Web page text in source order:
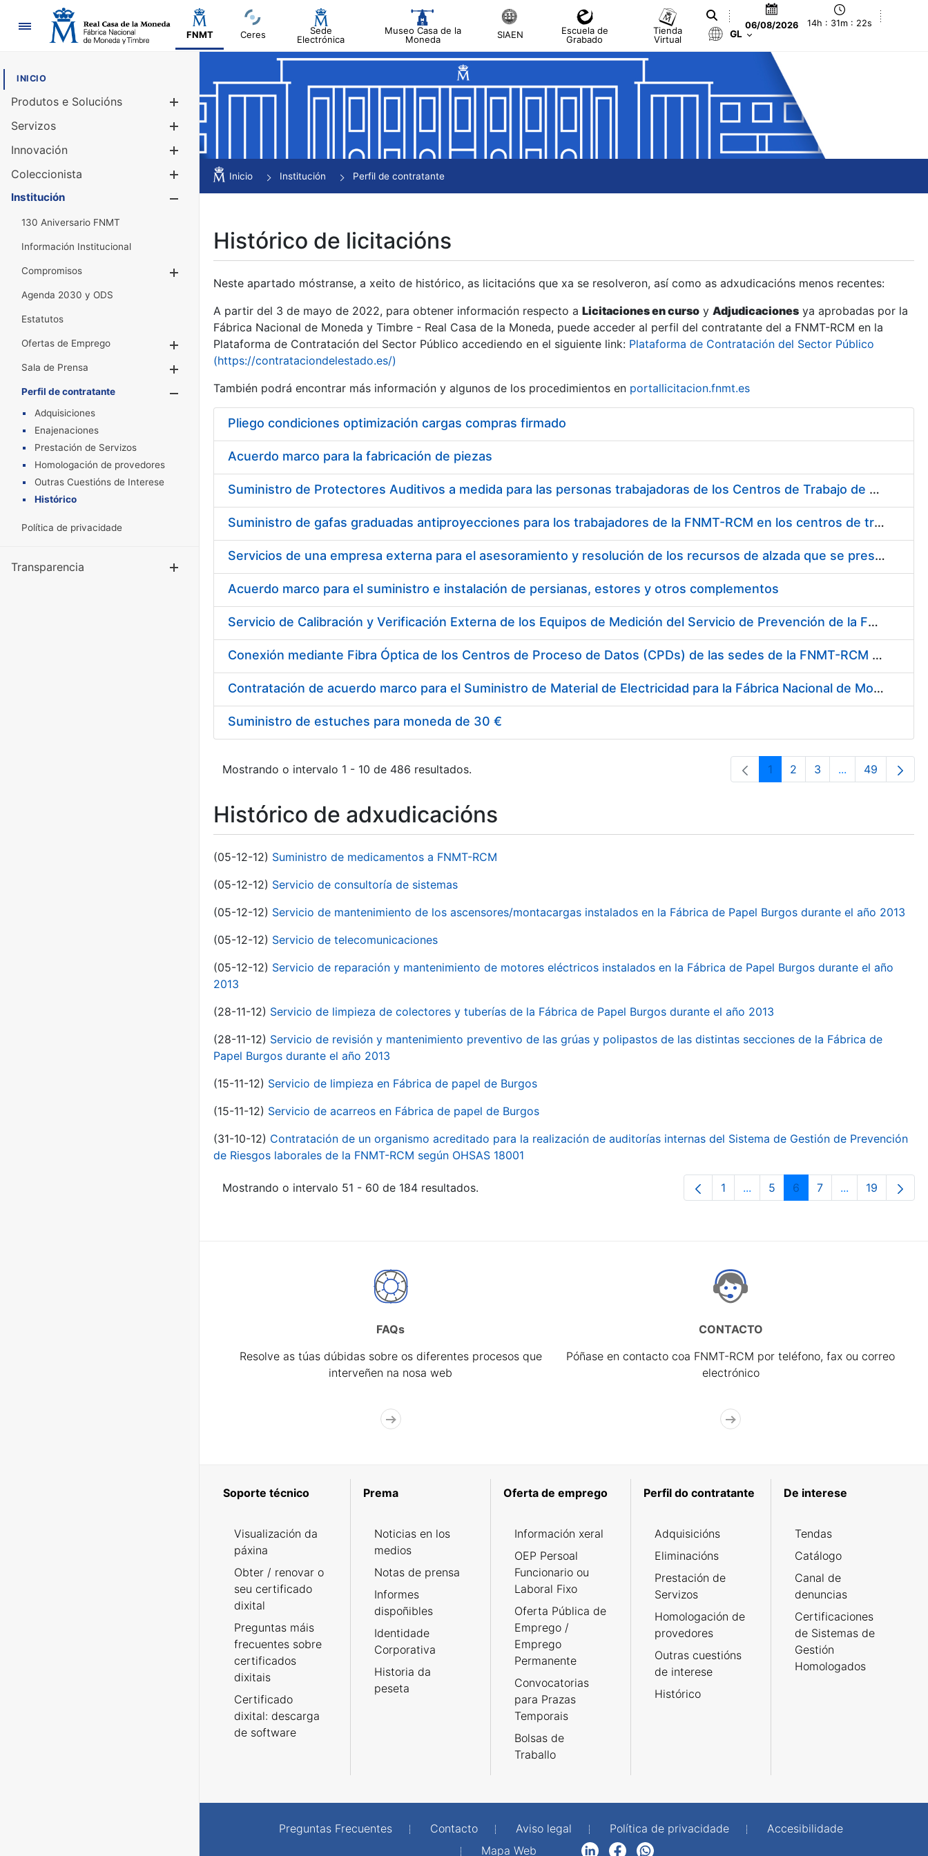
Navegación
FNMT Ceres
Sede
Electrónica
Museo Casa de la
Moneda
SIAEN
Escuela de
Grabado
Tienda
Virtual
06/08/2026 14h : 31m : 23s
GL
INICIO
Produtos e Solucións
Mostrar/Ocultar
Servizos
Innovación
Coleccionista
Mostrar/Ocultar
Institución
130 Aniversario FNMT
Información Institucional
Compromisos
Agenda 2030 y ODS
Estatutos
Ofertas de Emprego
Mostrar/Ocultar
Sala de Prensa
Mostrar/Ocultar
Perfil de contratante
Mostrar/Ocultar
Adquisiciones
Enajenaciones
Prestación de Servizos
Homologación de provedores
Outras Cuestións de Interese
Histórico
Política de privacidade
Transparencia
Inicio Institución Perfil de contratante
Histórico de licitacións
Neste apartado móstranse, a xeito de histórico, as licitacións que xa se resolveron, así como as adxudicacións menos recentes:
A partir del 3 de mayo de 2022, para obtener información respecto a Licitaciones en curso y Adjudicaciones ya aprobadas por la
Fábrica Nacional de Moneda y Timbre - Real Casa de la Moneda, puede acceder al perfil del contratante del a FNMT-RCM en la
Plataforma de Contratación del Sector Público accediendo en el siguiente link: Plataforma de Contratación del Sector Público
(https://contrataciondelestado.es/)
También podrá encontrar más información y algunos de los procedimientos en portallicitacion.fnmt.es
Pliego condiciones optimización cargas compras firmado
Acuerdo marco para la fabricación de piezas
Suministro de Protectores Auditivos a medida para las personas trabajadoras de los Centros de Trabajo de Madrid y Burgos
Suministro de gafas graduadas antiproyecciones para los trabajadores de la FNMT-RCM en los centros de trabajo de Madrid y Burgos
Servicios de una empresa externa para el asesoramiento y resolución de los recursos de alzada que se presentan relacionados con procesos de selección para la FNMT-RCM
Acuerdo marco para el suministro e instalación de persianas, estores y otros complementos
Servicio de Calibración y Verificación Externa de los Equipos de Medición del Servicio de Prevención de la FNMT-RCM
Conexión mediante Fibra Óptica de los Centros de Proceso de Datos (CPDs) de las sedes de la FNMT-RCM de Burgos y Madrid
Contratación de acuerdo marco para el Suministro de Material de Electricidad para la Fábrica Nacional de Moneda y Timbre-Real Casa de la Moneda en su centro de trabajo de Burgos
Suministro de estuches para moneda de 30 €
Mostrando o intervalo 1 - 10 de 486 resultados. Páxina
1 Páxina
2 Páxina
3 ...PáxinasPáxina
49
Histórico de adxudicacións
(05-12-12) Suministro de medicamentos a FNMT-RCM
(05-12-12) Servicio de consultoría de sistemas
(05-12-12) Servicio de mantenimiento de los ascensores/montacargas instalados en la Fábrica de Papel Burgos durante el año 2013
(05-12-12) Servicio de telecomunicaciones
(05-12-12) Servicio de reparación y mantenimiento de motores eléctricos instalados en la Fábrica de Papel Burgos durante el año
2013
(28-11-12) Servicio de limpieza de colectores y tuberías de la Fábrica de Papel Burgos durante el año 2013
(28-11-12) Servicio de revisión y mantenimiento preventivo de las grúas y polipastos de las distintas secciones de la Fábrica de
Papel Burgos durante el año 2013
(15-11-12) Servicio de limpieza en Fábrica de papel de Burgos
(15-11-12) Servicio de acarreos en Fábrica de papel de Burgos
(31-10-12) Contratación de un organismo acreditado para la realización de auditorías internas del Sistema de Gestión de Prevención
de Riesgos laborales de la FNMT-RCM según OHSAS 18001
Mostrando o intervalo 51 - 60 de 184 resultados. Páxina
1 ...Páxinas intermedias Use pestaña
Páxina
5 Páxina
6 Páxina
7 ...PáxinasPáxina
19
FAQs
Resolve as túas dúbidas sobre os diferentes procesos que
interveñen na nosa web
CONTACTO
Póñase en contacto coa FNMT-RCM por teléfono, fax ou correo
electrónico
Soporte técnico
Visualización da
páxina
Obter / renovar o
seu certificado
dixital
Preguntas máis
frecuentes sobre
certificados
dixitais
Certificado
dixital: descarga
de software
Prema
Noticias en los
medios
Notas de prensa
Informes
dispoñibles
Identidade
Corporativa
Historia da
peseta
Oferta de emprego
Información xeral
OEP Persoal
Funcionario ou
Laboral Fixo
Oferta Pública de
Emprego /
Emprego
Permanente
Convocatorias
para Prazas
Temporais
Bolsas de
Traballo
Perfil do contratante
Adquisicións
Eliminacións
Prestación de
Servizos
Homologación de
provedores
Outras cuestións
de interese
Histórico
De interese
Tendas
Catálogo
Canal de
denuncias
Certificaciones
de Sistemas de
Gestión
Homologados
Preguntas Frecuentes Contacto Aviso legal Política de privacidade
Accesibilidade
Mapa Web
LinkedInFacebookWhatsApp